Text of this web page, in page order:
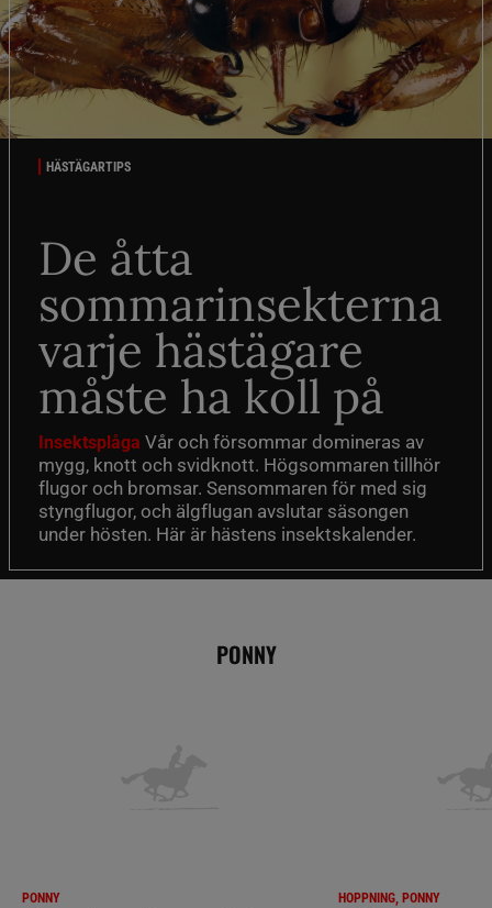
HÄSTÄGARTIPS
De åtta
sommarinsekterna
varje hästägare
måste ha koll på
Insektsplåga Vår och försommar domineras av
mygg, knott och svidknott. Högsommaren tillhör
flugor och bromsar. Sensommaren för med sig
styngflugor, och älgflugan avslutar säsongen
under hösten. Här är hästens insektskalender.
PONNY
PONNY HOPPNING, PONNY